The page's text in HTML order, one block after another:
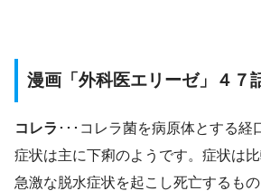
漫画「外科医エリーゼ」４７
コレラ ･･･コレラ菌を病原体とする経
症状は主に下痢のようです。症状は比
急激な脱水症状を起こし死亡するも